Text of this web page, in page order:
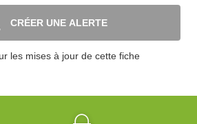
CRÉER UNE ALERTE
les mises à jour de cette fiche